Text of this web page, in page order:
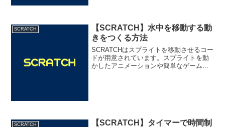
SCRATCH
【SCRATCH】水中を移動する動
きをつくる方法
SCRATCHはスプライトを移動させるコー
ドが用意されています。スプライトを動
かしたアニメーションや簡単なゲームを
SCRATCH
【SCRATCH】タイマーで時間制